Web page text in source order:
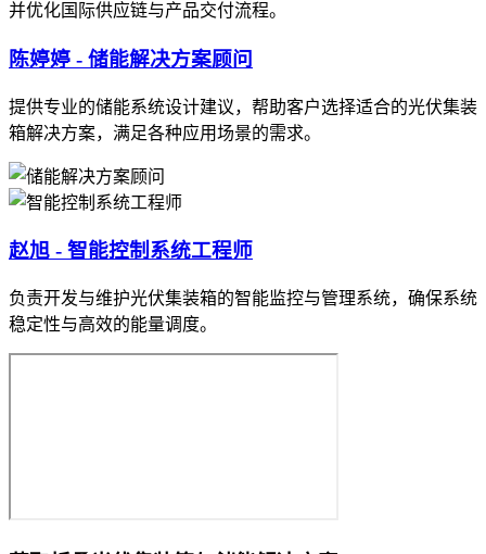
并优化国际供应链与产品交付流程。
陈婷婷 - 储能解决方案顾问
提供专业的储能系统设计建议，帮助客户选择适合的光伏集装
箱解决方案，满足各种应用场景的需求。
赵旭 - 智能控制系统工程师
负责开发与维护光伏集装箱的智能监控与管理系统，确保系统
稳定性与高效的能量调度。